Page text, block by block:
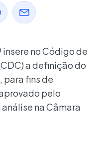
insere no Código de
a definição do
para fins de
pelo
na Câmara